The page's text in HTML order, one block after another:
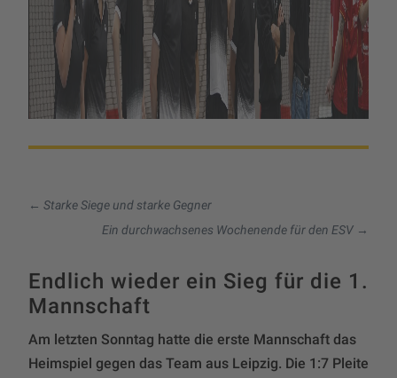
← Starke Siege und starke Gegner
Ein durchwachsenes Wochenende für den ESV →
Endlich wieder ein Sieg für die 1.
Mannschaft
Am letzten Sonntag hatte die erste Mannschaft das
Heimspiel gegen das Team aus Leipzig. Die 1:7 Pleite